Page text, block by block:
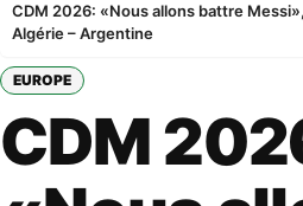
CDM 2026: «Nous allons battre
Algérie – Argentine
EUROPE
CDM